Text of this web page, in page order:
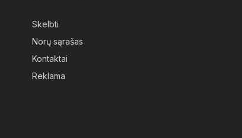
Skelbti
Norų sąrašas
Kontaktai
Reklama